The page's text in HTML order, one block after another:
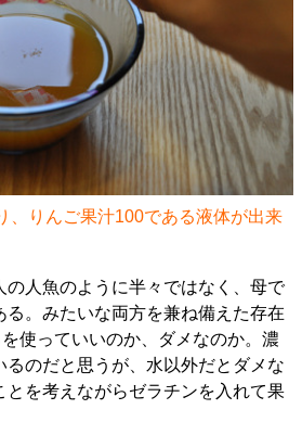
、りんご果汁100である液体が出来
の人魚のように半々ではなく、母で
る。みたいな両方を兼ね備えた存在
使っていいのか、ダメなのか。濃
るのだと思うが、水以外だとダメな
とを考えながらゼラチンを入れて果